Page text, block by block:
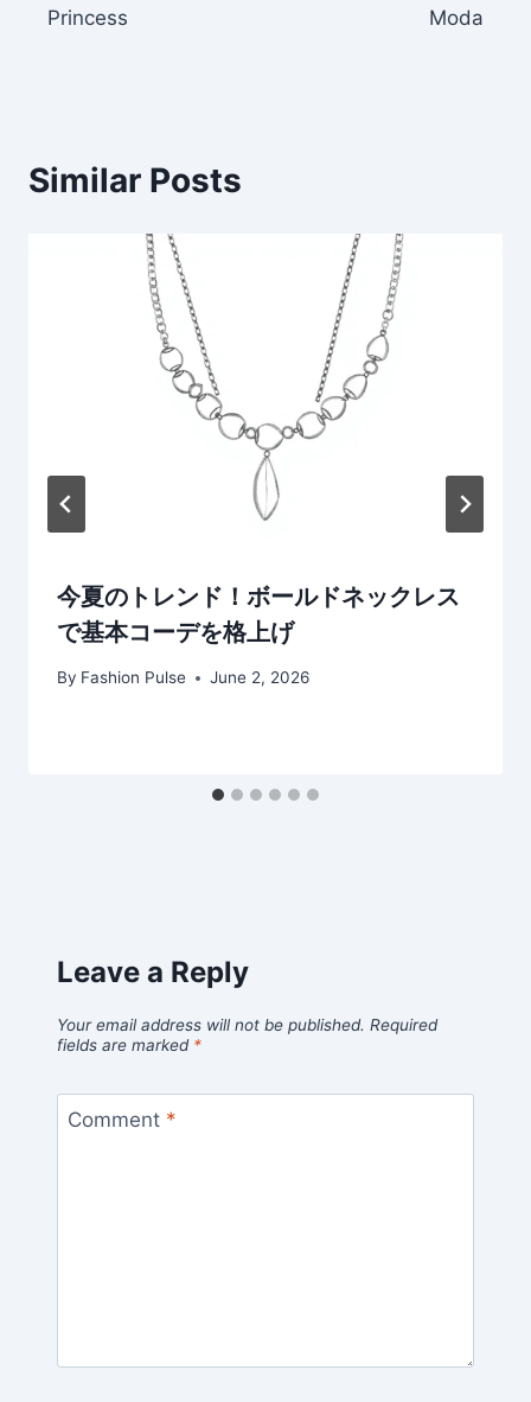
Princess
Moda
Similar Posts
今夏のトレンド！ボールドネックレス
で基本コーデを格上げ
By Fashion Pulse June 2, 2026
Leave a Reply
Your email address will not be published. Required
fields are marked *
Comment *